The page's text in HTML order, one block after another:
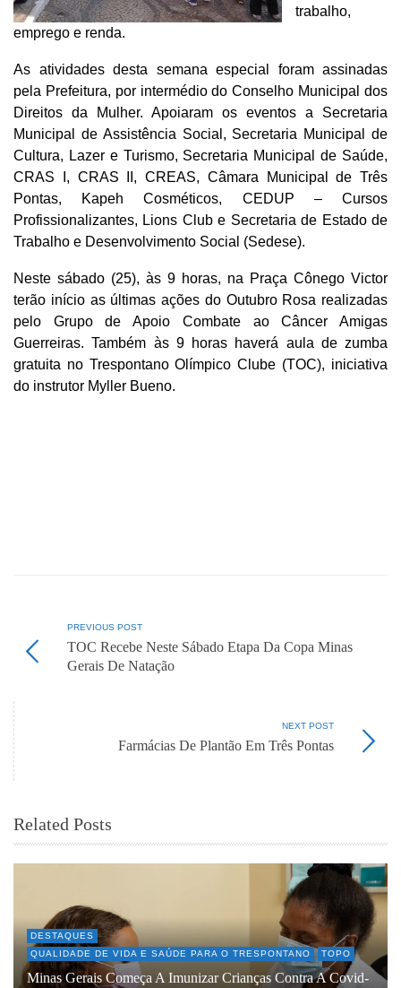
trabalho,
emprego e renda.
As atividades desta semana especial foram assinadas
pela Prefeitura, por intermédio do Conselho Municipal dos
Direitos da Mulher. Apoiaram os eventos a Secretaria
Municipal de Assistência Social, Secretaria Municipal de
Cultura, Lazer e Turismo, Secretaria Municipal de Saúde,
CRAS I, CRAS II, CREAS, Câmara Municipal de Três
Pontas, Kapeh Cosméticos, CEDUP – Cursos
Profissionalizantes, Lions Club e Secretaria de Estado de
Trabalho e Desenvolvimento Social (Sedese).
Neste sábado (25), às 9 horas, na Praça Cônego Victor
terão início as últimas ações do Outubro Rosa realizadas
pelo Grupo de Apoio Combate ao Câncer Amigas
Guerreiras. Também às 9 horas haverá aula de zumba
gratuita no Trespontano Olímpico Clube (TOC), iniciativa
do instrutor Myller Bueno.
PREVIOUS POST
TOC Recebe Neste Sábado Etapa Da Copa Minas
Gerais De Natação
NEXT POST
Farmácias De Plantão Em Três Pontas
Related Posts
DESTAQUES
QUALIDADE DE VIDA E SAÚDE PARA O TRESPONTANO
TOPO
Minas Gerais Começa A Imunizar Crianças Contra A Covid-